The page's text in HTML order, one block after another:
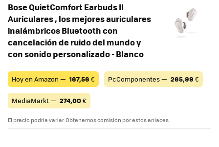
Bose QuietComfort Earbuds II
Auriculares , los mejores auriculares
inalámbricos Bluetooth con
cancelación de ruido del mundo y
con sonido personalizado - Blanco
Hoy en Amazon — 167,56 € PcComponentes — 265,99 €
MediaMarkt — 274,00€
El precio podría variar. Obtenemos comisión por estos enlaces